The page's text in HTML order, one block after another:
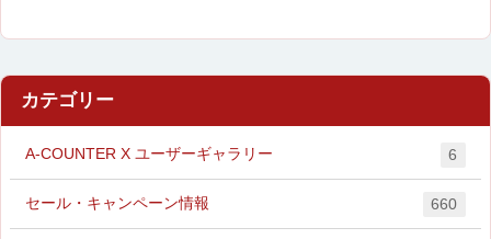
カテゴリー
A-COUNTER X ユーザーギャラリー 6
セール・キャンペーン情報 660